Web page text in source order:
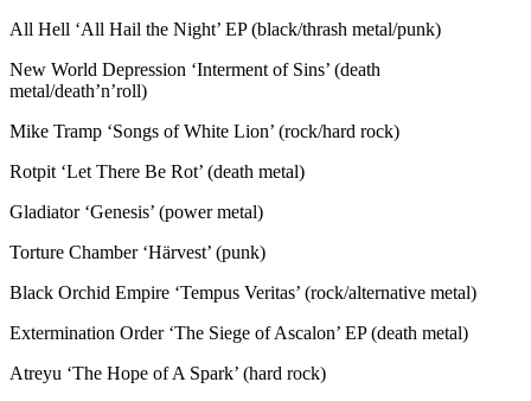
All Hell ‘All Hail the Night’ EP (black/thrash metal/punk)
New World Depression ‘Interment of Sins’ (death
metal/death’n’roll)
Mike Tramp ‘Songs of White Lion’ (rock/hard rock)
Rotpit ‘Let There Be Rot’ (death metal)
Gladiator ‘Genesis’ (power metal)
Torture Chamber ‘Härvest’ (punk)
Black Orchid Empire ‘Tempus Veritas’ (rock/alternative metal)
Extermination Order ‘The Siege of Ascalon’ EP (death metal)
Atreyu ‘The Hope of A Spark’ (hard rock)